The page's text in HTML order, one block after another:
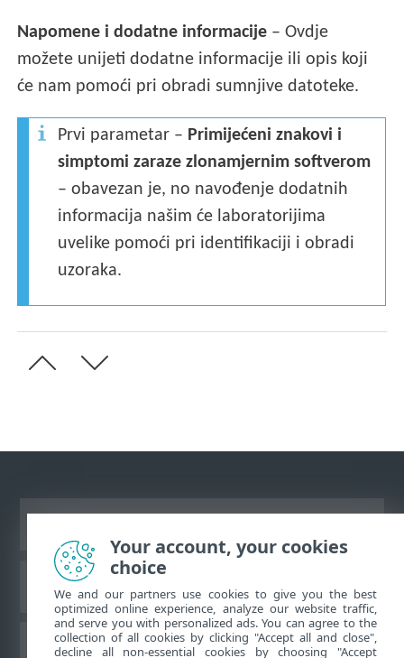
Napomene i dodatne informacije – Ovdje
možete unijeti dodatne informacije ili opis koji
će nam pomoći pri obradi sumnjive datoteke.
Prvi parametar – Primijećeni znakovi i
simptomi zaraze zlonamjernim softverom
– obavezan je, no navođenje dodatnih
informacija našim će laboratorijima
uvelike pomoći pri identifikaciji i obradi
uzoraka.
ESET-ova baza znanja
ESET-ov forum
Your account, your cookies
choice
We and our partners use cookies to give you the best
optimized online experience, analyze our website traffic,
and serve you with personalized ads. You can agree to the
collection of all cookies by clicking "Accept all and close",
decline all non-essential cookies by choosing "Accept